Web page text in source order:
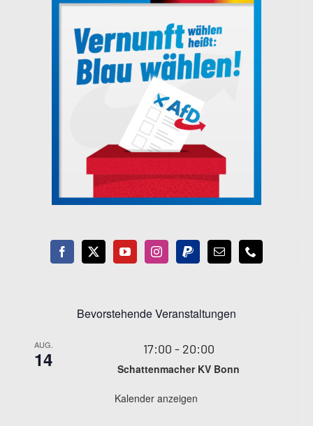
Bevorstehende Veranstaltungen
AUG.
14 17:00 - 20:00
Schattenmacher KV Bonn
Kalender anzeigen